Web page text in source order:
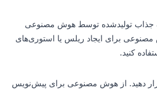
جذاب تولیدشده توسط هوش مصنوعی
مصنوعی برای ایجاد ریلس یا استوری‌های
کنید.
دهید. از هوش مصنوعی برای پیش‌نویس